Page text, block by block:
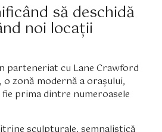
să deschidă
noi locații
parteneriat cu Lane Crawford
o zonă modernă a orașului,
prima dintre numeroasele